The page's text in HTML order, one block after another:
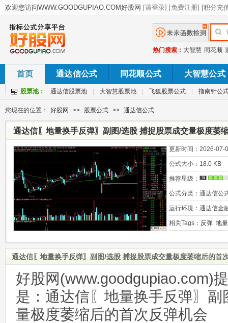
热门搜索： 大智慧 同花顺
首页 通达信公式 同花顺公式 大智慧公式
股票池： 通达信股票池 大智慧股票池 飞狐股票公式 指南针公
您现在的位置： 好股网 >> 股票公式 >> 通达信公式
通达信〖地量换手反弹〗副图/选股 捕捉股票成交量极度萎
更新时间： 2026-07-
公式大小： 18.0 KB
推荐星级：
公式分类： 通达信公
运行环境： 通达信金
相关Tags： 反弹 地
通达信〖地量换手反弹〗副图/选股 捕捉股票成交量极度萎缩后的首
好股网(www.goodgupiao.com)
是：通达信〖地量换手反弹〗
量极度萎缩后的首次反弹机会